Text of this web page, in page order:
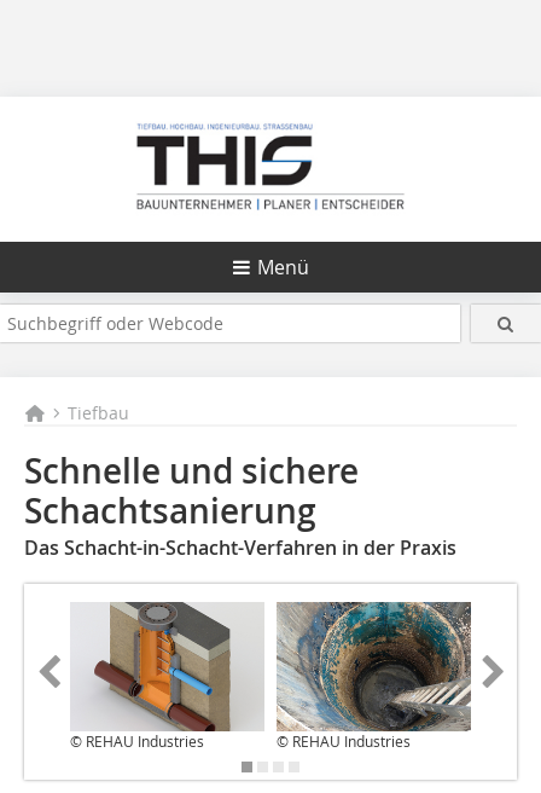
Menü
Tiefbau
Schnelle und sichere
Schachtsanierung
Das Schacht-in-Schacht-Verfahren in der Praxis
© REHAU Industries © REHAU Industries